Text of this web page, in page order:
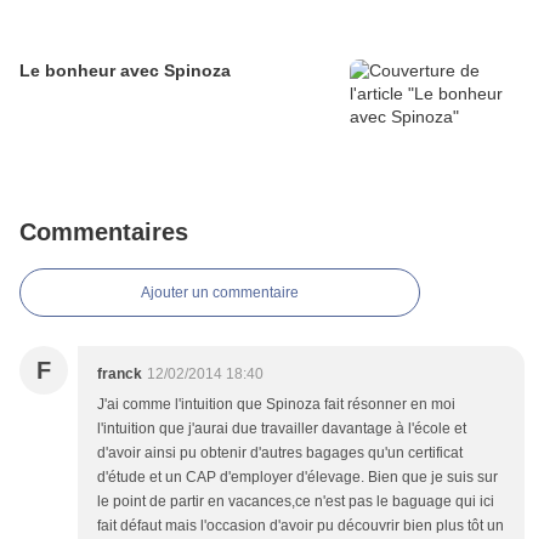
Le bonheur avec Spinoza
Commentaires
Ajouter un commentaire
F franck 12/02/2014 18:40
J'ai comme l'intuition que Spinoza fait résonner en moi
l'intuition que j'aurai due travailler davantage à l'école et
d'avoir ainsi pu obtenir d'autres bagages qu'un certificat
d'étude et un CAP d'employer d'élevage. Bien que je suis sur
le point de partir en vacances,ce n'est pas le baguage qui ici
fait défaut mais l'occasion d'avoir pu découvrir bien plus tôt un